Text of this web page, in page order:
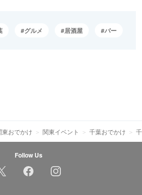
グルメ 居酒屋 バー
東おでかけ 関東イベント 千葉おでかけ
Follow Us